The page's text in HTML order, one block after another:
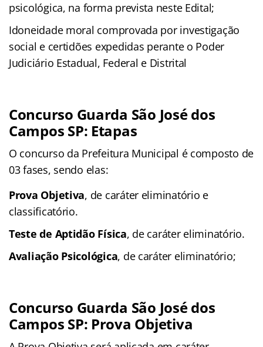
psicológica, na forma prevista neste Edital;
Idoneidade moral comprovada por investigação
social e certidões expedidas perante o Poder
Judiciário Estadual, Federal e Distrital
Concurso Guarda São José dos
Campos SP: Etapas
O concurso da Prefeitura Municipal é composto de
03 fases, sendo elas:
Prova Objetiva, de caráter eliminatório e
classificatório.
Teste de Aptidão Física, de caráter eliminatório.
Avaliação Psicológica, de caráter eliminatório;
Concurso Guarda São José dos
Campos SP: Prova Objetiva